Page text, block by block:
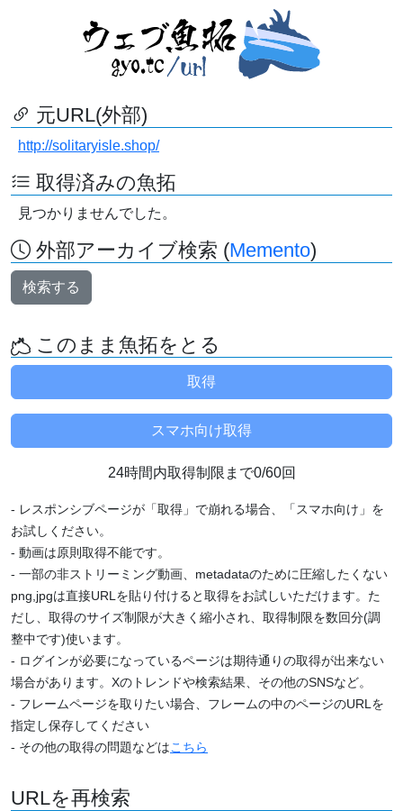
元URL(外部)
http://solitaryisle.shop/
取得済みの魚拓
見つかりませんでした。
外部アーカイブ検索 (Memento)
検索する
このまま魚拓をとる
24時間内取得制限まで0/60回
- レスポンシブページが「取得」で崩れる場合、「スマホ向け」を
お試しください。
- 動画は原則取得不能です。
- 一部の非ストリーミング動画、metadataのために圧縮したくない
png,jpgは直接URLを貼り付けると取得をお試しいただけます。た
だし、取得のサイズ制限が大きく縮小され、取得制限を数回分(調
整中です)使います。
- ログインが必要になっているページは期待通りの取得が出来ない
場合があります。Xのトレンドや検索結果、その他のSNSなど。
- フレームページを取りたい場合、フレームの中のページのURLを
指定し保存してください
- その他の取得の問題などはこちら
URLを再検索